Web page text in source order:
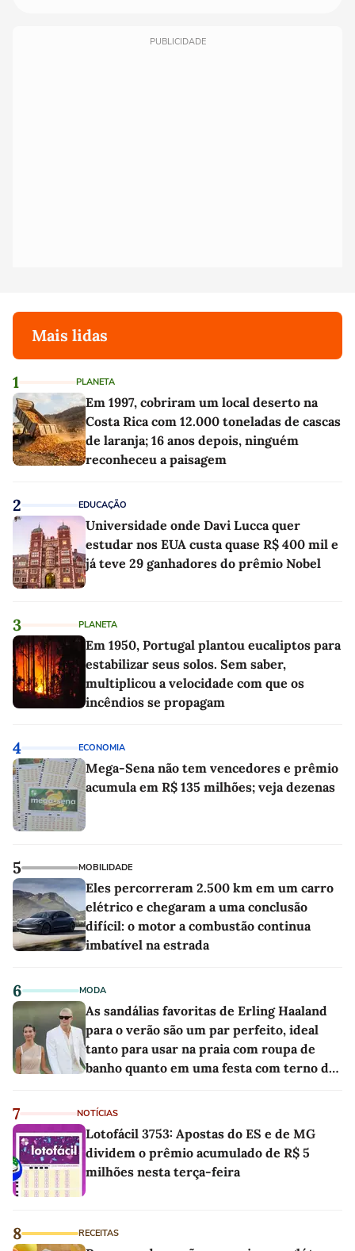
PUBLICIDADE
Mais lidas
1 PLANETA
Em 1997, cobriram um local deserto na
Costa Rica com 12.000 toneladas de cascas
de laranja; 16 anos depois, ninguém
reconheceu a paisagem
2 EDUCAÇÃO
Universidade onde Davi Lucca quer
estudar nos EUA custa quase R$ 400 mil e
já teve 29 ganhadores do prêmio Nobel
3 PLANETA
Em 1950, Portugal plantou eucaliptos para
estabilizar seus solos. Sem saber,
multiplicou a velocidade com que os
incêndios se propagam
4 ECONOMIA
Mega-Sena não tem vencedores e prêmio
acumula em R$ 135 milhões; veja dezenas
5 MOBILIDADE
Eles percorreram 2.500 km em um carro
elétrico e chegaram a uma conclusão
difícil: o motor a combustão continua
imbatível na estrada
6 MODA
As sandálias favoritas de Erling Haaland
para o verão são um par perfeito, ideal
tanto para usar na praia com roupa de
banho quanto em uma festa com terno de
7 NOTÍCIAS
Lotofácil 3753: Apostas do ES e de MG
dividem o prêmio acumulado de R$ 5
milhões nesta terça-feira
8 RECEITAS